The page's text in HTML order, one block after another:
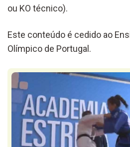
ou KO técnico).
Este conteúdo é cedido ao
Olímpico de Portugal.